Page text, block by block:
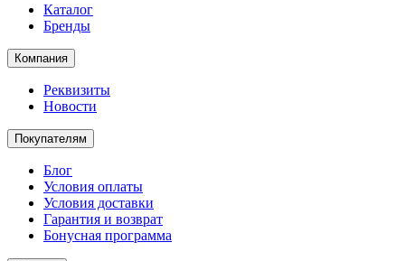
Каталог
Бренды
Компания
Реквизиты
Новости
Покупателям
Блог
Условия оплаты
Условия доставки
Гарантия и возврат
Бонусная программа